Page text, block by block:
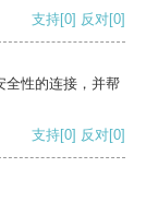
支持[0] 反对[0]
全性的连接，并帮
支持[0] 反对[0]